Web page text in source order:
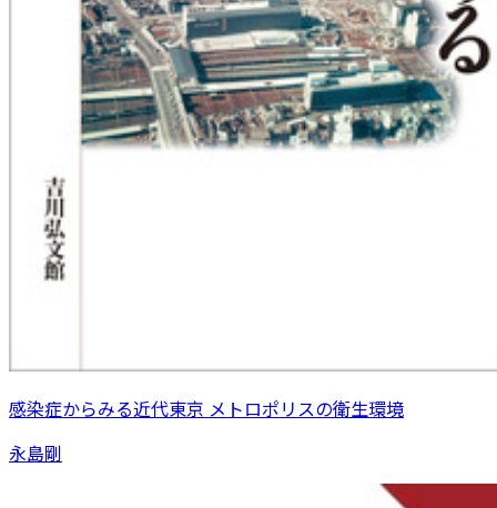
感染症からみる近代東京 メトロポリスの衛生環境
永島剛